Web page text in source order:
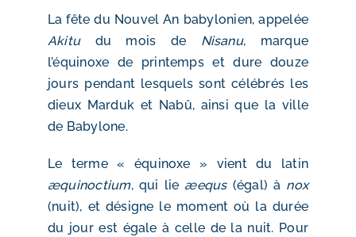
La fête du Nouvel An babylonien, appelée
Akitudu mois de Nisanu, marque
l’équinoxe de printemps et dure douze
jours pendant lesquels sont célébrés les
dieux Marduk et Nabû, ainsi que la ville
de Babylone.
Le terme « équinoxe » vient du latin
æquinoctium, qui lie æequs (égal) à nox
(nuit), et désigne le moment où la durée
du jour est égale à celle de la nuit. Pour